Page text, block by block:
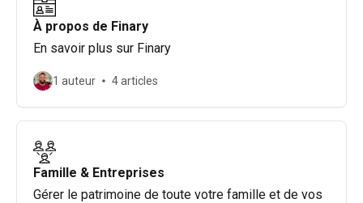
À propos de Finary
En savoir plus sur Finary
1 auteur 4 articles
Famille & Entreprises
Gérer le patrimoine de toute votre famille et de vos